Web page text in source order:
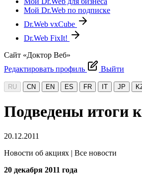
Мой Dr.Web по подписке
Dr.Web vxCube
Dr.Web FixIt!
Сайт «Доктор Веб»
Редактировать профиль
Выйти
RU CN EN ES FR IT JP
Подведены итоги
20.12.2011
Новости об акциях | Все новости
20 декабря 2011 года